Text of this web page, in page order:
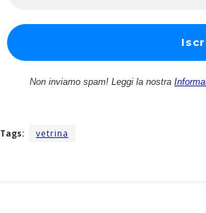
Non inviamo spam! Leggi la nostra
Tags: vetrina